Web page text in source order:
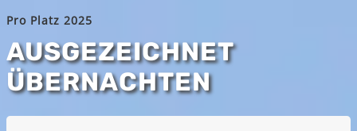
Pro Platz 2025
AUSGEZEICHNET
ÜBERNACHTEN